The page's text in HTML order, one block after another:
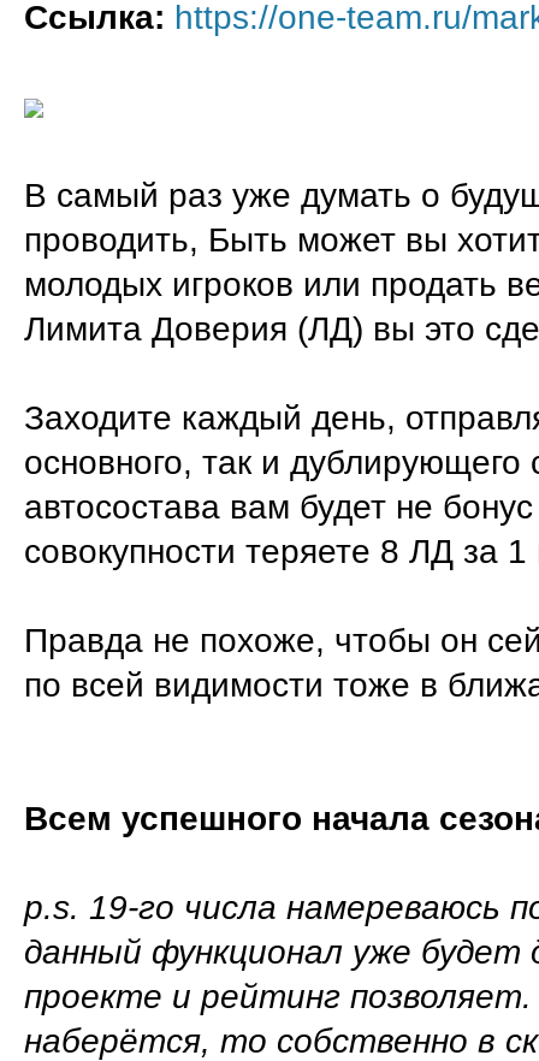
Ссылка: https://one-team.ru/
В самый раз уже думать о
проводить, Быть может вы
молодых игроков или продать
Лимита Доверия (ЛД) вы это
Заходите каждый день,
основного, так и
автосостава вам будет не
совокупности теряете 8 ЛД за
Правда не похоже, чтобы он
по всей видимости тоже в
Всем успешного начала
p.s. 19-го числа намереваюсь
данный функционал уже будет
проекте и рейтинг
наберётся, то собственно в